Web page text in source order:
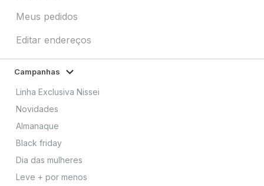
Meus pedidos
Editar endereços
Campanhas
Linha Exclusiva Nissei
Novidades
Almanaque
Black friday
Dia das mulheres
Leve + por menos